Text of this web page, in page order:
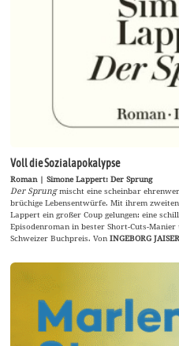
Voll die Sozialapokalypse
Roman | Simone Lappert: Der Sprung
Der Sprungmischt eine scheinbar
brüchige Lebensentwürfe. Mit ihrem
Lappert ein großer Coup gelungen: eine
Episodenroman in bester Short-Cuts-
Schweizer Buchpreis. VonINGEBORG JAISER